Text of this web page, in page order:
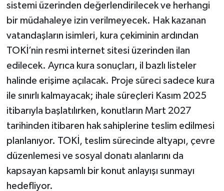
sistemi üzerinden değerlendirilecek ve herhangi
bir müdahaleye izin verilmeyecek. Hak kazanan
vatandaşların isimleri, kura çekiminin ardından
TOKİ’nin resmi internet sitesi üzerinden ilan
edilecek. Ayrıca kura sonuçları, il bazlı listeler
halinde erişime açılacak. Proje süreci sadece kura
ile sınırlı kalmayacak; ihale süreçleri Kasım 2025
itibarıyla başlatılırken, konutların Mart 2027
tarihinden itibaren hak sahiplerine teslim edilmesi
planlanıyor. TOKİ, teslim sürecinde altyapı, çevre
düzenlemesi ve sosyal donatı alanlarını da
kapsayan kapsamlı bir konut anlayışı sunmayı
hedefliyor.